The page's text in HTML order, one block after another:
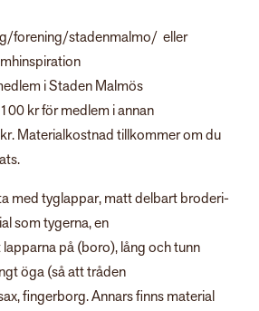
forening/stadenmalmo/ eller
i Staden Malmös
kr för medlem i annan
Materialkostnad tillkommer om du
med tyglappar, matt delbart broderi-
som tygerna, en
på (boro), lång och tunn
öga (så att tråden
fingerborg. Annars finns material